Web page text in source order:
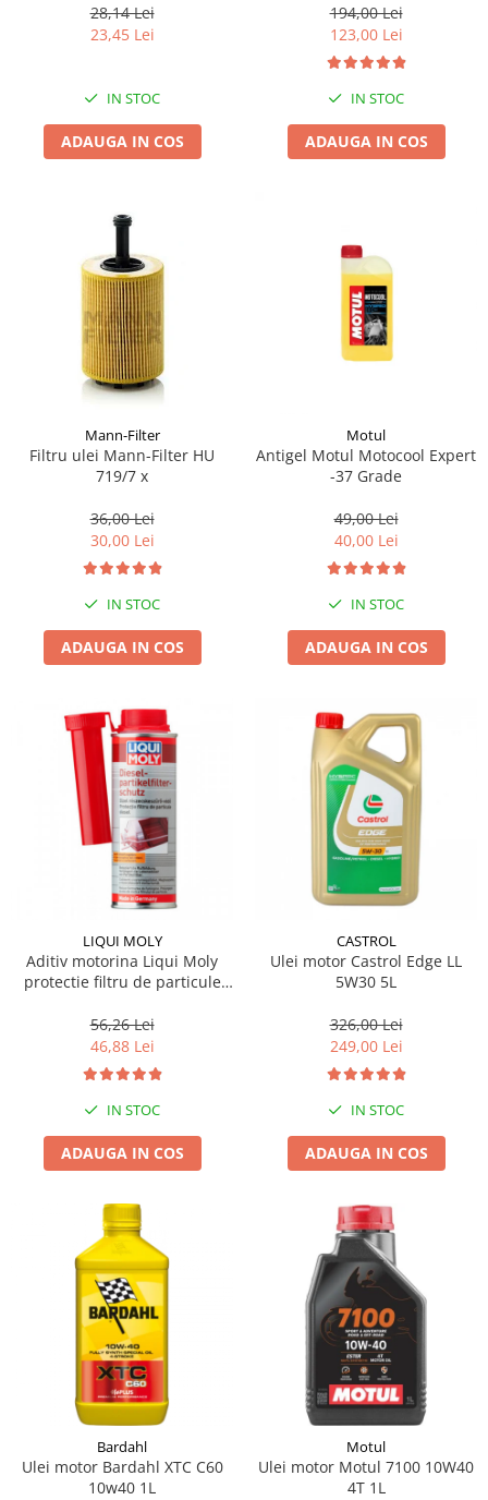
28,14 Lei
23,45 Lei
IN STOC
ADAUGA IN COS
194,00 Lei
123,00 Lei
IN STOC
ADAUGA IN COS
Mann-Filter
Filtru ulei Mann-Filter HU
719/7 x
36,00 Lei
30,00 Lei
IN STOC
ADAUGA IN COS
Motul
Antigel Motul Motocool Expert
-37 Grade
49,00 Lei
40,00 Lei
IN STOC
ADAUGA IN COS
LIQUI MOLY
Aditiv motorina Liqui Moly
protectie filtru de particule
56,26 Lei
46,88 Lei
IN STOC
ADAUGA IN COS
CASTROL
Ulei motor Castrol Edge LL
5W30 5L
326,00 Lei
249,00 Lei
IN STOC
ADAUGA IN COS
Bardahl
Ulei motor Bardahl XTC C60
10w40 1L
Motul
Ulei motor Motul 7100 10W40
4T 1L